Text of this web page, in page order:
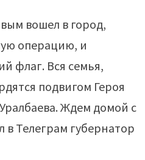
вошел в город,
операцию, и
флаг. Вся семья,
подвигом Героя
Ждем домой с
Телеграм губернатор